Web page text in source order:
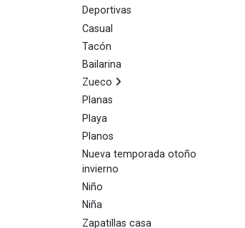
Deportivas
Casual
Tacón
Bailarina
Zueco
Planas
Playa
Planos
Nueva temporada otoño
invierno
Niño
Niña
Zapatillas casa